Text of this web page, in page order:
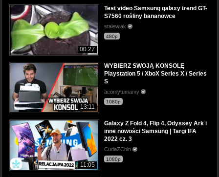
00:27
Test video Samsung galaxy trend GT-
S7560 rośliny bananowce
stalewiak
480p
13:11
WYBIERZ SWOJĄ KONSOLĘ
Playstation 5 / XboX Series X / Series
S
acomytumamy
1080p
11:05
Galaxy Z Fold 4, Flip 4, Odyssey Ark i
inne nowości Samsung | Targi IFA
2022 cz. 3
CudaZChin
1080p